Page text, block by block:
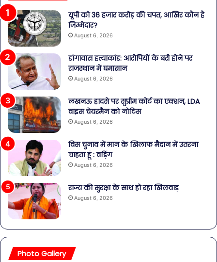
यूपी को 36 हजार करोड़ की चपत, आखिर कौन है
जिम्मेदार?
August 6, 2026
डांगावास हत्याकांड: आरोपियों के बरी होने पर
राजस्थान में घमासान
August 6, 2026
लखनऊ हादसे पर सुप्रीम कोर्ट का एक्शन, LDA
वाइस चेयरमैन को नोटिस
August 6, 2026
विस चुनाव में मान के खिलाफ मैदान में उतरना
चाहता हूं : वड़िंग
August 6, 2026
राज्य की सुरक्षा के साथ हो रहा खिलवाड़
August 6, 2026
Photo Gallery